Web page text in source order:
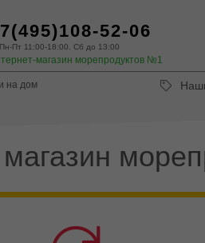
52-06
Пн-Пт 11:00-18:00. Сб до 13:00
магазин морепродуктов №1
на дом